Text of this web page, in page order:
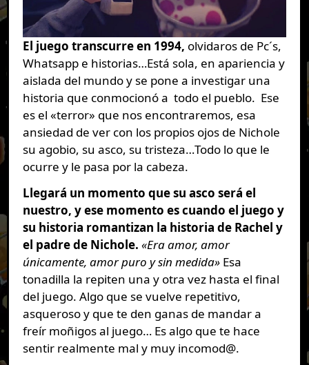
El juego transcurre en 1994, olvidaros de Pc´s,
Whatsapp e historias…Está sola, en apariencia y
aislada del mundo y se pone a investigar una
historia que conmocionó a todo el pueblo. Ese
es el «terror» que nos encontraremos, esa
ansiedad de ver con los propios ojos de Nichole
su agobio, su asco, su tristeza…Todo lo que le
ocurre y le pasa por la cabeza.
Llegará un momento que su asco será el
nuestro, y ese momento es cuando el juego y
su historia romantizan la historia de Rachel y
el padre de Nichole. «Era amor, amor
únicamente, amor puro y sin medida» Esa
tonadilla la repiten una y otra vez hasta el final
del juego. Algo que se vuelve repetitivo,
asqueroso y que te den ganas de mandar a
freír moñigos al juego… Es algo que te hace
sentir realmente mal y muy incomod@.